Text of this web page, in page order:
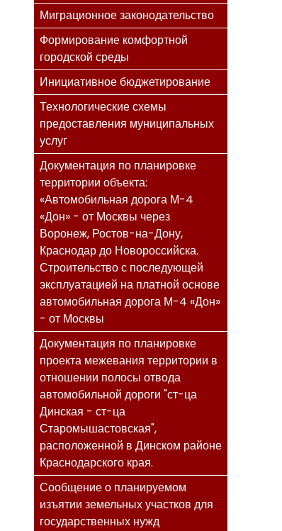
Миграционное законодательство
Формирование комфортной
городской среды
Инициативное бюджетирование
Технологические схемы
предоставления муниципальных
услуг
Документация по планировке
территории объекта:
«Автомобильная дорога М-4
«Дон» - от Москвы через
Воронеж, Ростов-на-Дону,
Краснодар до Новороссийска.
Строительство с последующей
эксплуатацией на платной основе
автомобильная дорога М-4 «Дон»
- от Москвы
Документация по планировке
проекта межевания территории в
отношении полосы отвода
автомобильной дороги "ст-ца
Динская - ст-ца
Старомышастовская",
расположенной в Динском районе
Краснодарского края.
Сообщение о планируемом
изъятии земельных участков для
государственных нужд